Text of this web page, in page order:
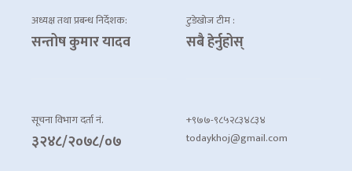
अध्यक्ष तथा प्रबन्ध निर्देशक:
सन्तोष कुमार यादव
टुडेखोज टीम :
सबै हेर्नुहोस्
सूचना विभाग दर्ता नं.
३२४८/२०७८/०७
+९७७-९८५२८३४८३४
todaykhoj@gmail.com